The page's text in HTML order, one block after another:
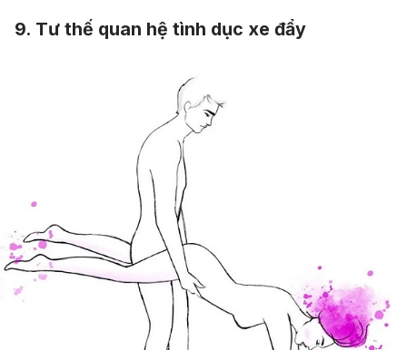
9. Tư thế quan hệ tình dục xe đẩy